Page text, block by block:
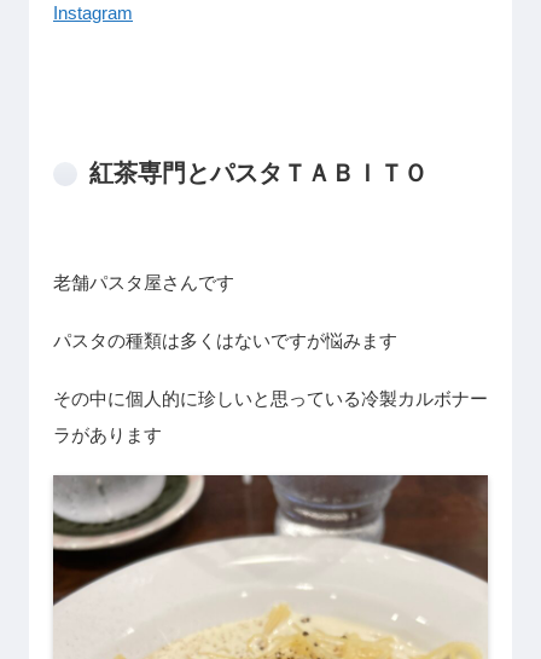
Instagram
紅茶専門とパスタＴＡＢＩＴＯ
老舗パスタ屋さんです
パスタの種類は多くはないですが悩みます
その中に個人的に珍しいと思っている冷製カルボナー
ラがあります